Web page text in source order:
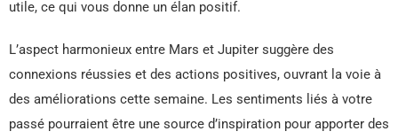
utile, ce qui vous donne un élan positif.
L’aspect harmonieux entre Mars et Jupiter suggère des
connexions réussies et des actions positives, ouvrant la voie à
des améliorations cette semaine. Les sentiments liés à votre
passé pourraient être une source d’inspiration pour apporter des